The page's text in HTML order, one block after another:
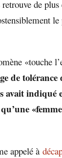
de plus
le
«touche
de tolérance
avait indiqué
appelé à